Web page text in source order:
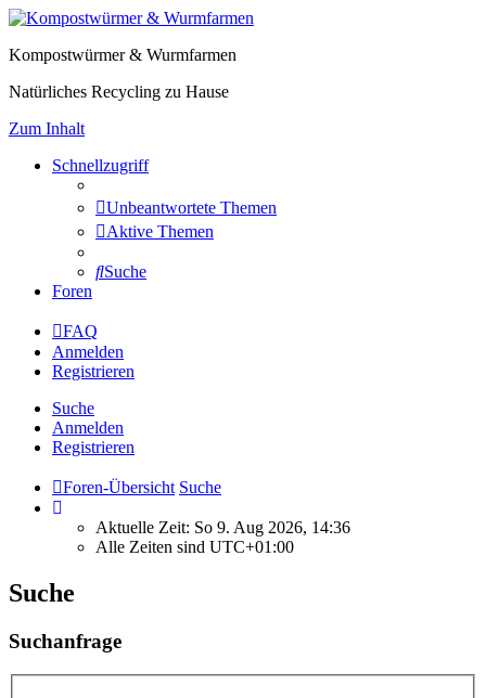
Kompostwürmer & Wurmfarmen
Natürliches Recycling zu Hause
Zum Inhalt
Schnellzugriff
Unbeantwortete Themen
Aktive Themen
Suche
Foren
FAQ
Anmelden
Registrieren
Suche
Anmelden
Registrieren
Foren-Übersicht Suche
Aktuelle Zeit: So 9. Aug 2026, 14:36
Alle Zeiten sind UTC+01:00
Suche
Suchanfrage